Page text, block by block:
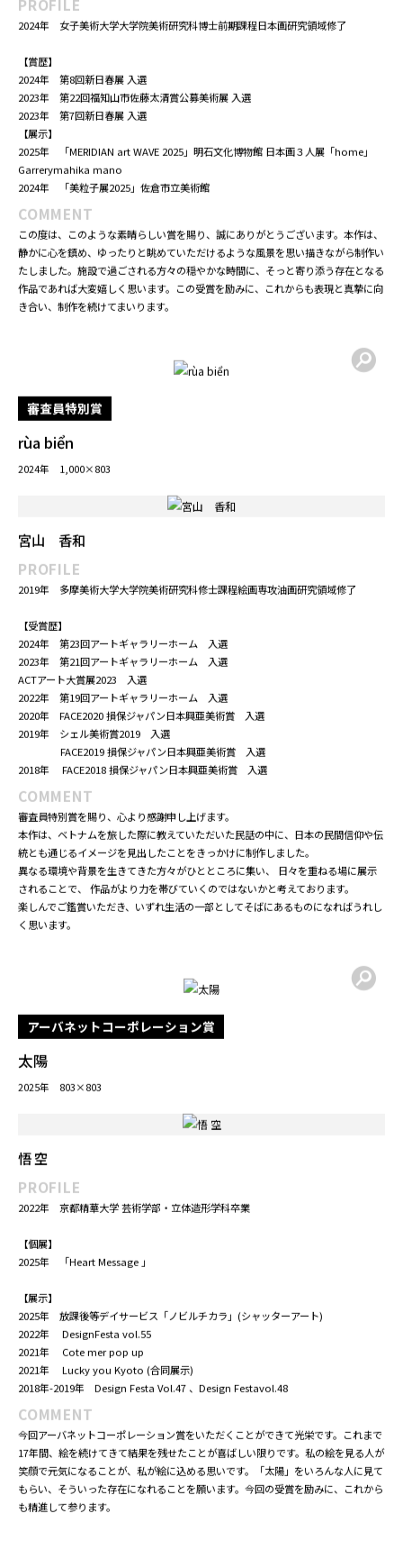
会長賞
2025年 940×1,170
藤本 志帆
PROFILE
2024年 女子美術大学大学院美術研究科博士前期課程日本画研究領域修了
【賞歴】
2024年 第8回新日春展 入選
2023年 第22回福知山市佐藤太清賞公募美術展 入選
2023年 第7回新日春展 入選
【展示】
2024年 「美粒子展2025」佐倉市立美術館
この度は、このような素晴らしい賞を賜り、誠にありがとうございます。本作は、
静かに心を鎮め、ゆったりと眺めていただけるような風景を思い描きながら制作い
たしました。施設で過ごされる方々の穏やかな時間に、そっと寄り添う存在となる
き合い、制作を続けてまいります。
審査員特別賞
2024年 1,000×803
宮山 香和
PROFILE
2019年 多摩美術大学大学院美術研究科修士課程絵画専攻油画研究領域修了
【受賞歴】
2024年 第23回アートギャラリーホーム 入選
2023年 第21回アートギャラリーホーム 入選
ACTアート大賞展2023 入選
2022年 第19回アートギャラリーホーム 入選
2020年 FACE2020 損保ジャパン日本興亜美術賞 入選
2019年 シェル美術賞2019 入選
FACE2019 損保ジャパン日本興亜美術賞 入選
審査員特別賞を賜り、心より感謝申し上げます。
統とも通じるイメージを見出したことをきっかけに制作しました。
異なる環境や背景を生きてきた方々がひとところに集い、 日々を重ねる場に展示
されることで、 作品がより力を帯びていくのではないかと考えております。
く思います。
アーバネットコーポレーション賞
2025年 803×803
悟 空
PROFILE
2022年 京都精華大学 芸術学部・立体造形学科卒業
【個展】
2025年 「Heart Message 」
【展示】
2025年 放課後等デイサービス「ノビルチカラ」(シャッターアート)
2022年 DesignFesta vol.55